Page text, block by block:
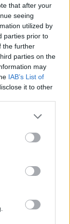
that after your
seeing
utilized by
parties prior to
the further
parties on the
may
IAB’s List of
it to other
PNL a
în ultimele
spatele
Noi
Ciucă,
în SUA